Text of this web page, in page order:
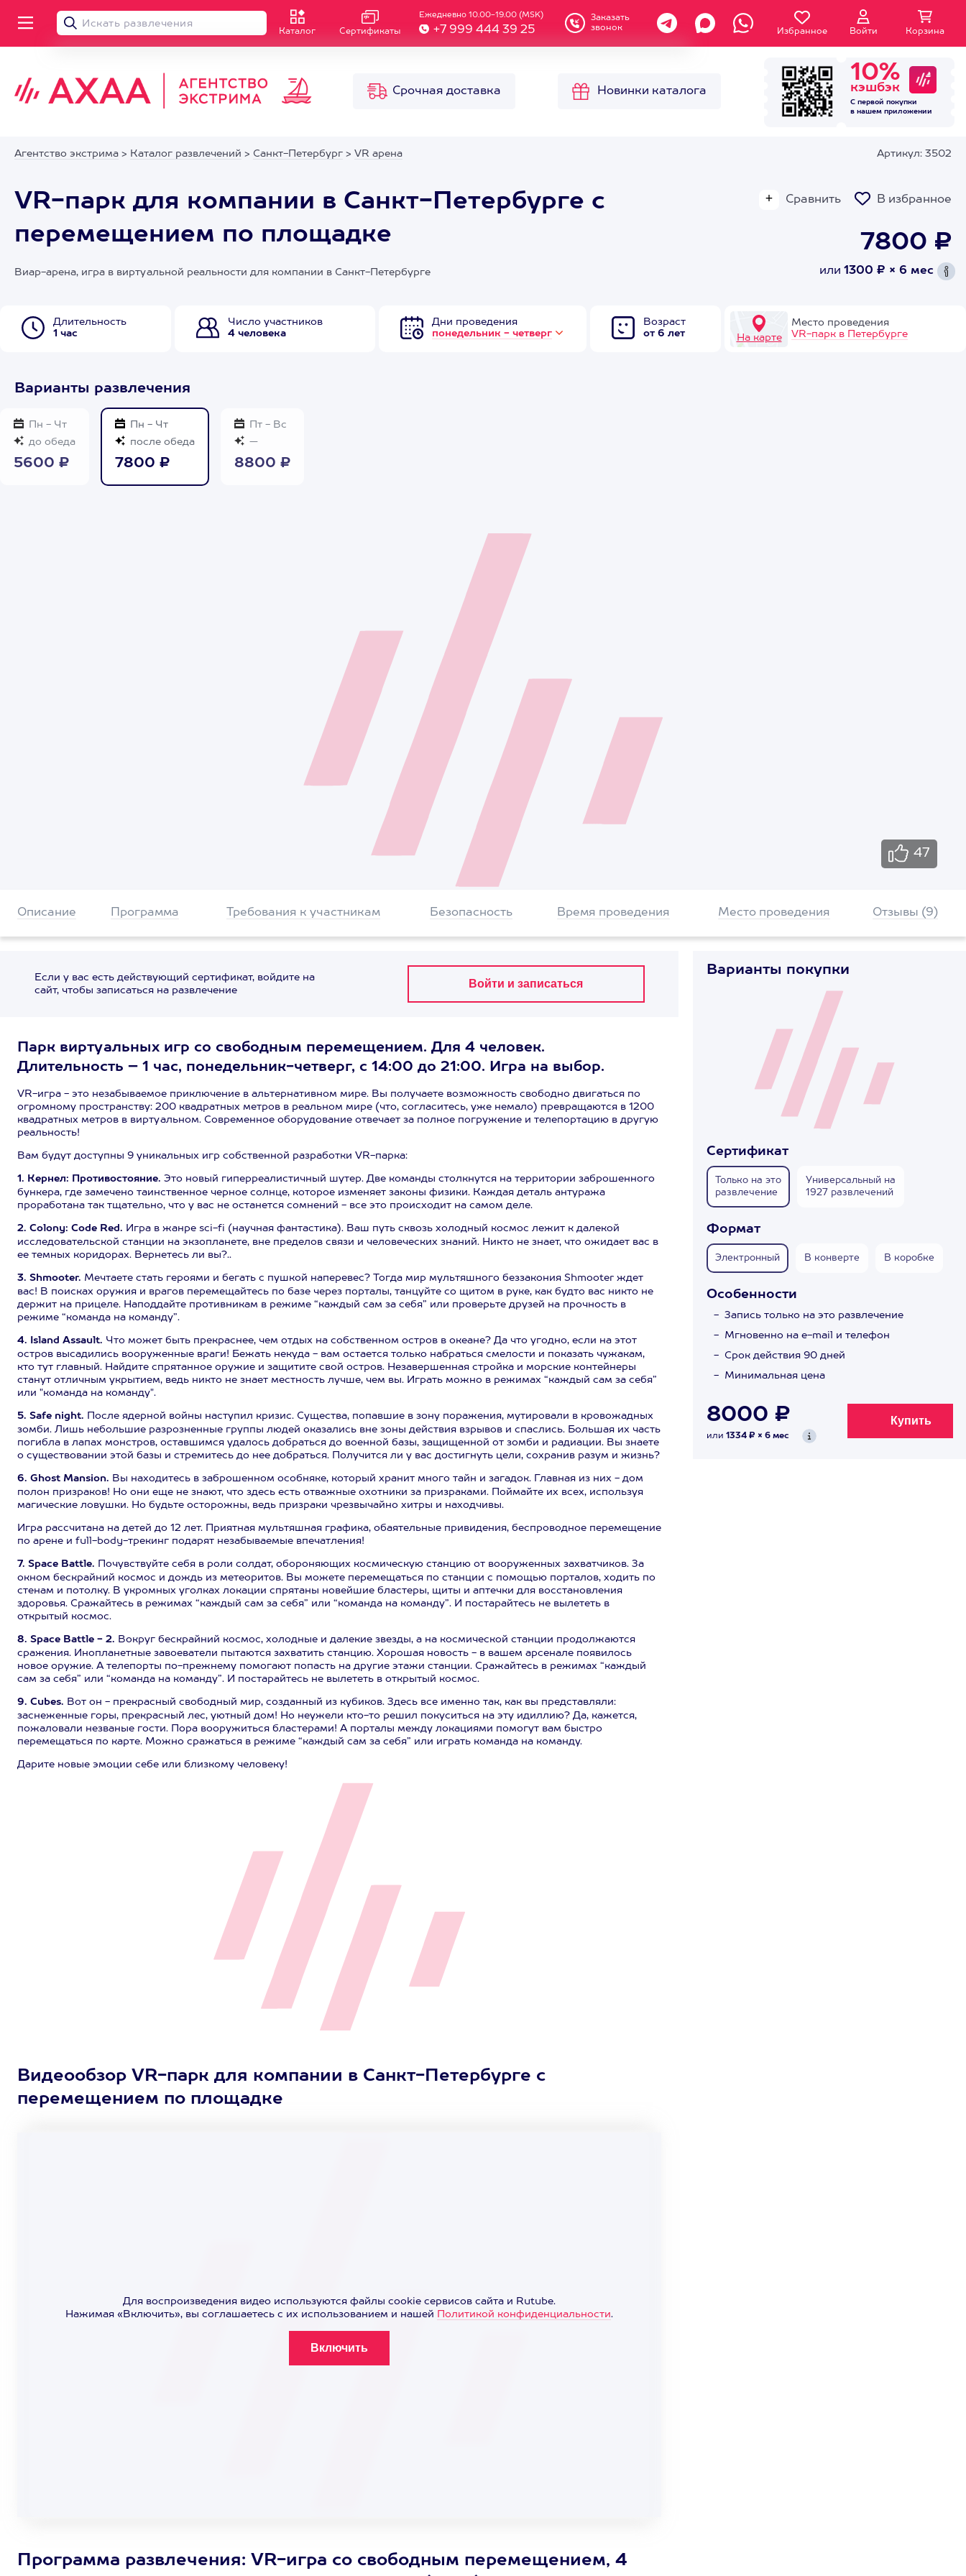
Каталог Сертификаты
Ежедневно 10.00-19.00 (MSK)
+7 999 444 39 25
Заказать
звонок
Избранное Войти Корзина
Срочная доставка Новинки каталога
10%
кэшбэк
С первой покупки
в нашем приложении
Агентство экстрима > Каталог развлечений > Санкт-Петербург > VR арена Артикул: 3502
VR-парк для компании в Санкт-Петербурге с
перемещением по площадке
Сравнить В избранное
7800 ₽
или 1300 ₽ × 6 мес
Виар-арена, игра в виртуальной реальности для компании в Санкт-Петербурге
Длительность
1 час
Число участников
4 человека
Дни проведения
понедельник - четверг
Возраст
от 6 лет
На карте
Место проведения
VR-парк в Петербурге
Варианты развлечения
Пн - Чт
до обеда
5600 ₽
Пн - Чт
после обеда
7800 ₽
Пт - Вс
—
8800 ₽
47
Описание Программа Требования к участникам Безопасность Время проведения Место проведения Отзывы (9)
Если у вас есть действующий сертификат, войдите на
сайт, чтобы записаться на развлечение
Парк виртуальных игр со свободным перемещением. Для 4 человек.
Длительность – 1 час, понедельник-четверг, с 14:00 до 21:00. Игра на выбор.
VR-игра - это незабываемое приключение в альтернативном мире. Вы получаете возможность свободно двигаться по
огромному пространству: 200 квадратных метров в реальном мире (что, согласитесь, уже немало) превращаются в 1200
квадратных метров в виртуальном. Современное оборудование отвечает за полное погружение и телепортацию в другую
реальность!
Вам будут доступны 9 уникальных игр собственной разработки VR-парка:
1. Кернел: Противостояние. Это новый гиперреалистичный шутер. Две команды столкнутся на территории заброшенного
бункера, где замечено таинственное черное солнце, которое изменяет законы физики. Каждая деталь антуража
проработана так тщательно, что у вас не останется сомнений - все это происходит на самом деле.
2. Colony: Code Red. Игра в жанре sci-fi (научная фантастика). Ваш путь сквозь холодный космос лежит к далекой
исследовательской станции на экзопланете, вне пределов связи и человеческих знаний. Никто не знает, что ожидает вас в
ее темных коридорах. Вернетесь ли вы?..
3. Shmooter. Мечтаете стать героями и бегать с пушкой наперевес? Тогда мир мультяшного беззакония Shmooter ждет
вас! В поисках оружия и врагов перемещайтесь по базе через порталы, танцуйте со щитом в руке, как будто вас никто не
держит на прицеле. Наподдайте противникам в режиме “каждый сам за себя” или проверьте друзей на прочность в
режиме “команда на команду”.
4. Island Assault. Что может быть прекраснее, чем отдых на собственном остров в океане? Да что угодно, если на этот
остров высадились вооруженные враги! Бежать некуда - вам остается только набраться смелости и показать чужакам,
кто тут главный. Найдите спрятанное оружие и защитите свой остров. Незавершенная стройка и морские контейнеры
станут отличным укрытием, ведь никто не знает местность лучше, чем вы. Играть можно в режимах “каждый сам за себя”
или "команда на команду".
5. Safe night. После ядерной войны наступил кризис. Существа, попавшие в зону поражения, мутировали в кровожадных
зомби. Лишь небольшие разрозненные группы людей оказались вне зоны действия взрывов и спаслись. Большая их часть
погибла в лапах монстров, оставшимся удалось добраться до военной базы, защищенной от зомби и радиации. Вы знаете
о существовании этой базы и стремитесь до нее добраться. Получится ли у вас достигнуть цели, сохранив разум и жизнь?
6. Ghost Mansion. Вы находитесь в заброшенном особняке, который хранит много тайн и загадок. Главная из них - дом
полон призраков! Но они еще не знают, что здесь есть отважные охотники за призраками. Поймайте их всех, используя
магические ловушки. Но будьте осторожны, ведь призраки чрезвычайно хитры и находчивы.
Игра рассчитана на детей до 12 лет. Приятная мультяшная графика, обаятельные привидения, беспроводное перемещение
по арене и full-body-трекинг подарят незабываемые впечатления!
7. Space Battle. Почувствуйте себя в роли солдат, обороняющих космическую станцию от вооруженных захватчиков. За
окном бескрайний космос и дождь из метеоритов. Вы можете перемещаться по станции с помощью порталов, ходить по
стенам и потолку. В укромных уголках локации спрятаны новейшие бластеры, щиты и аптечки для восстановления
здоровья. Сражайтесь в режимах “каждый сам за себя” или “команда на команду”. И постарайтесь не вылететь в
открытый космос.
8. Space Battle - 2. Вокруг бескрайний космос, холодные и далекие звезды, а на космической станции продолжаются
сражения. Инопланетные завоеватели пытаются захватить станцию. Хорошая новость - в вашем арсенале появилось
новое оружие. А телепорты по-прежнему помогают попасть на другие этажи станции. Сражайтесь в режимах “каждый
сам за себя” или “команда на команду”. И постарайтесь не вылететь в открытый космос.
9. Cubes. Вот он - прекрасный свободный мир, созданный из кубиков. Здесь все именно так, как вы представляли:
заснеженные горы, прекрасный лес, уютный дом! Но неужели кто-то решил покуситься на эту идиллию? Да, кажется,
пожаловали незваные гости. Пора вооружиться бластерами! А порталы между локациями помогут вам быстро
перемещаться по карте. Можно сражаться в режиме “каждый сам за себя” или играть команда на команду.
Дарите новые эмоции себе или близкому человеку!
Видеообзор VR-парк для компании в Санкт-Петербурге с
перемещением по площадке
Для воспроизведения видео используются файлы cookie сервисов сайта и Rutube.
Нажимая «Включить», вы соглашаетесь с их использованием и нашей Политикой конфиденциальности.
Программа развлечения: VR-игра со свободным перемещением, 4
Варианты покупки
Сертификат
Только на это
развлечение
Универсальный на
1927 развлечений
Формат
Электронный В конверте В коробке
Особенности
Запись только на это развлечение
Мгновенно на e-mail и телефон
Срок действия 90 дней
Минимальная цена
8000 ₽
или 1334 ₽ × 6 мес